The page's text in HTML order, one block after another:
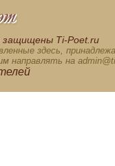
защищены Ti-Poet.ru
здесь,
направлять на